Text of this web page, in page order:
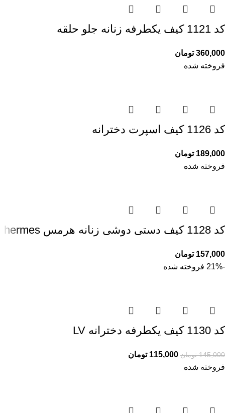
کد 1121 کیف یکطرفه زنانه جلو حلقه
360,000 تومان
فروخته شده
کد 1126 کیف اسپرت دخترانه
189,000 تومان
فروخته شده
کد 1128 کیف دستی دوشی زنانه هرمس hermes
157,000 تومان
-21%
فروخته شده
کد 1130 کیف یکطرفه دخترانه LV
145,000 تومان 115,000 تومان
فروخته شده